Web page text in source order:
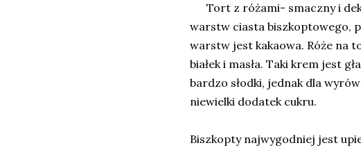
Tort z różami- smaczny i
warstw ciasta biszkoptowego,
warstw jest kakaowa. Róże na
białek i masła. Taki krem jest
bardzo słodki, jednak dla
niewielki dodatek cukru.
Biszkopty najwygodniej jest